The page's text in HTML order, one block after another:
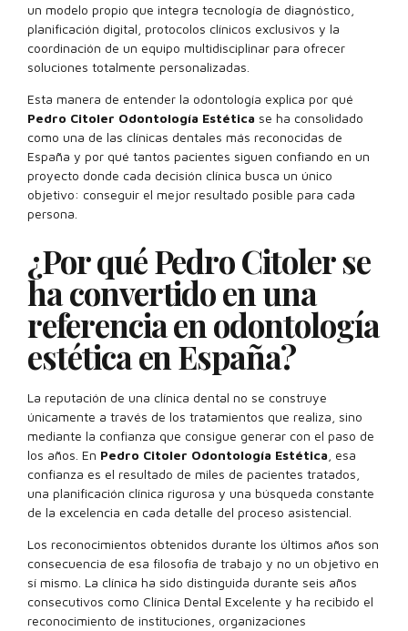
un modelo propio que integra tecnología de diagnóstico,
planificación digital, protocolos clínicos exclusivos y la
coordinación de un equipo multidisciplinar para ofrecer
soluciones totalmente personalizadas.
Esta manera de entender la odontología explica por qué
Pedro Citoler Odontología Estética se ha consolidado
como una de las clínicas dentales más reconocidas de
España y por qué tantos pacientes siguen confiando en un
proyecto donde cada decisión clínica busca un único
objetivo: conseguir el mejor resultado posible para cada
persona.
¿Por qué Pedro Citoler se
ha convertido en una
referencia en odontología
estética en España?
La reputación de una clínica dental no se construye
únicamente a través de los tratamientos que realiza, sino
mediante la confianza que consigue generar con el paso de
los años. En Pedro Citoler Odontología Estética , esa
confianza es el resultado de miles de pacientes tratados,
una planificación clínica rigurosa y una búsqueda constante
de la excelencia en cada detalle del proceso asistencial.
Los reconocimientos obtenidos durante los últimos años son
consecuencia de esa filosofía de trabajo y no un objetivo en
sí mismo. La clínica ha sido distinguida durante seis años
consecutivos como Clínica Dental Excelente y ha recibido el
reconocimiento de instituciones, organizaciones